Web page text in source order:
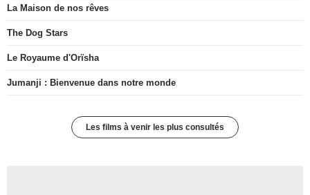
La Maison de nos rêves
The Dog Stars
Le Royaume d'Orïsha
Jumanji : Bienvenue dans notre monde
Les films à venir les plus consultés